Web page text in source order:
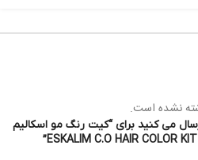
نشده است.
می کنید برای “کیت رنگ مو اسکالیم